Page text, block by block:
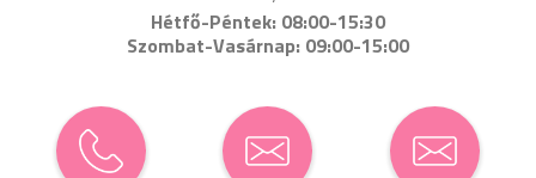
Hétfő-Péntek: 08:00-15:30
Szombat-Vasárnap: 09:00-15:00